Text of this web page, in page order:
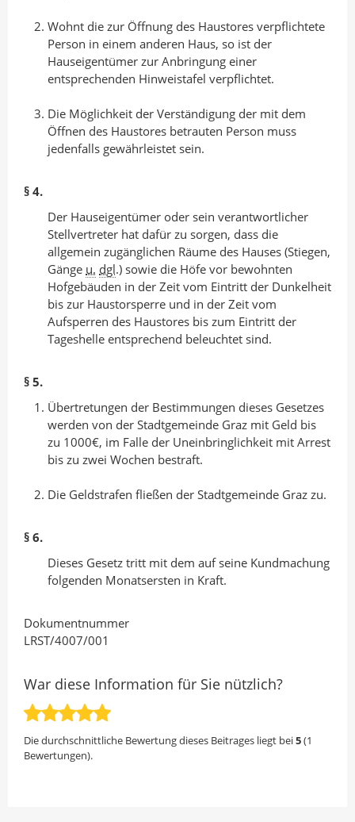
Wohnt die zur Öffnung des Haustores verpflichtete
Person in einem anderen Haus, so ist der
Hauseigentümer zur Anbringung einer
entsprechenden Hinweistafel verpflichtet.
Die Möglichkeit der Verständigung der mit dem
Öffnen des Haustores betrauten Person muss
jedenfalls gewährleistet sein.
§ 4.
Der Hauseigentümer oder sein verantwortlicher
Stellvertreter hat dafür zu sorgen, dass die
allgemein zugänglichen Räume des Hauses (Stiegen,
Gänge u. dgl.) sowie die Höfe vor bewohnten
Hofgebäuden in der Zeit vom Eintritt der Dunkelheit
bis zur Haustorsperre und in der Zeit vom
Aufsperren des Haustores bis zum Eintritt der
Tageshelle entsprechend beleuchtet sind.
§ 5.
Übertretungen der Bestimmungen dieses Gesetzes
werden von der Stadtgemeinde Graz mit Geld bis
zu 1000€, im Falle der Uneinbringlichkeit mit Arrest
bis zu zwei Wochen bestraft.
Die Geldstrafen fließen der Stadtgemeinde Graz zu.
§ 6.
Dieses Gesetz tritt mit dem auf seine Kundmachung
folgenden Monatsersten in Kraft.
Dokumentnummer
LRST/4007/001
War diese Information für Sie nützlich?
Die durchschnittliche Bewertung dieses Beitrages liegt bei5(1
Bewertungen).